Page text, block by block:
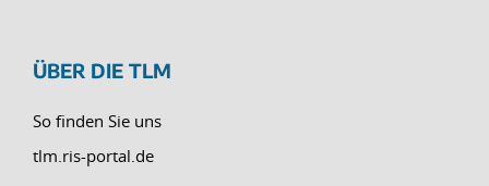
ÜBER DIE TLM
So finden Sie uns
tlm.ris-portal.de